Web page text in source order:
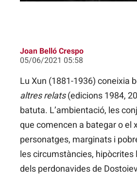
Joan Belló Crespo
05/06/2021 05:58
Lu Xun (1881-1936) coneixia
altres relats(edicions 1984,
batuta. L’ambientació, les
que comencen a bategar o el
personatges, marginats i
les circumstàncies, hipòcrites
dels perdonavides de